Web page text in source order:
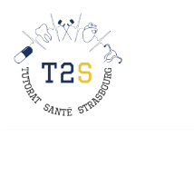
Aller
au
contenu